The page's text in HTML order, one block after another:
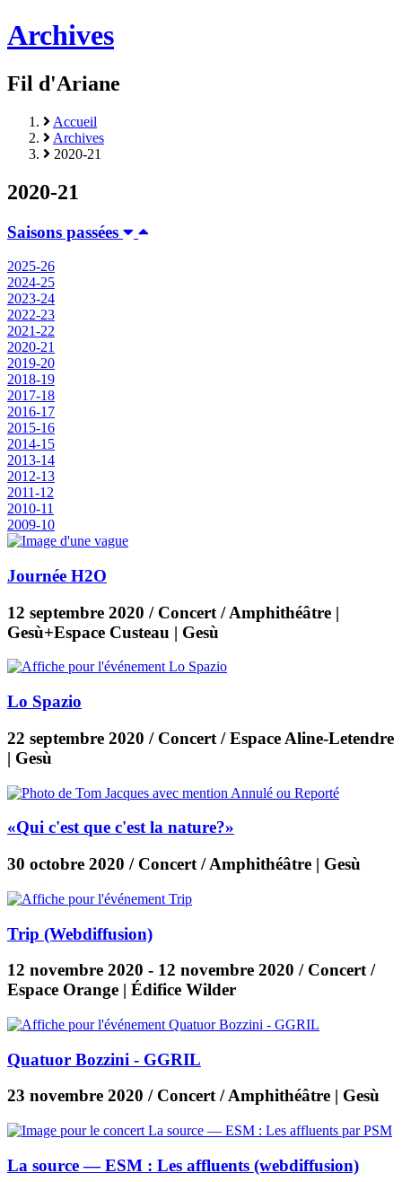
Archives
Fil d'Ariane
Accueil
Archives
2020-21
2020-21
Saisons passées
2025-26
2024-25
2023-24
2022-23
2021-22
2020-21
2019-20
2018-19
2017-18
2016-17
2015-16
2014-15
2013-14
2012-13
2011-12
2010-11
2009-10
Journée H2O
12 septembre 2020 / Concert / Amphithéâtre |
Gesù+Espace Custeau | Gesù
Lo Spazio
22 septembre 2020 / Concert / Espace Aline-Letendre
| Gesù
«Qui c'est que c'est la nature?»
30 octobre 2020 / Concert / Amphithéâtre | Gesù
Trip (Webdiffusion)
12 novembre 2020 - 12 novembre 2020 / Concert /
Espace Orange | Édifice Wilder
Quatuor Bozzini - GGRIL
23 novembre 2020 / Concert / Amphithéâtre | Gesù
La source — ESM : Les affluents (webdiffusion)